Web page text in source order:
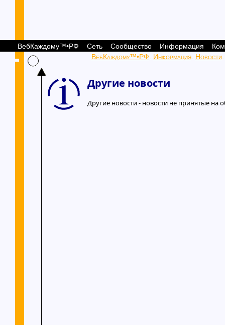
Другие новости
Другие новости - новости не принятые на
ВебКаждому™•РФ Сеть Сообщество Информация
ВебКаждому™•РФ
Информация. Новости